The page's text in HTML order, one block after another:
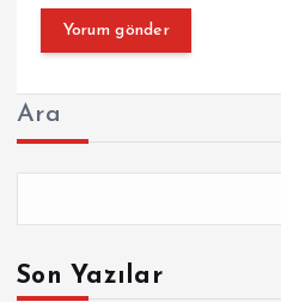
Ara
Son Yazılar